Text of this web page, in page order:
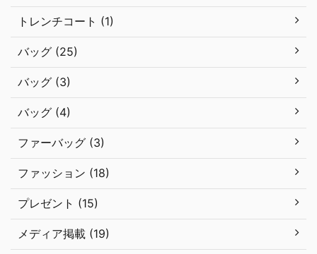
トレンチコート (1)
バッグ (25)
バッグ (3)
バッグ (4)
ファーバッグ (3)
ファッション (18)
プレゼント (15)
メディア掲載 (19)